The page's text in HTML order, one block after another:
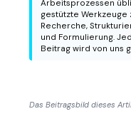
Arbeitsprozessen
gestützte Werkzeuge
Recherche,
und Formulierung.
Beitrag wird von uns
Das Beitragsbild dieses